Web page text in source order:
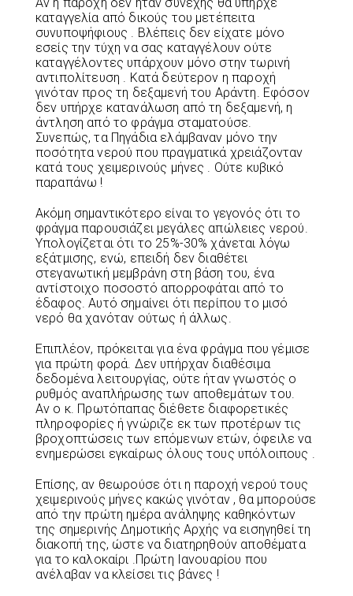
καταγγελία από δικούς του μετέπειτα
συνυποψήφιους . Βλέπεις δεν είχατε μόνο
εσείς την τύχη να σας καταγγέλουν ούτε
καταγγέλοντες υπάρχουν μόνο στην τωρινή
αντιπολίτευση . Κατά δεύτερον η παροχή
γινόταν προς τη δεξαμενή του Αράντη. Εφόσον
δεν υπήρχε κατανάλωση από τη δεξαμενή, η
άντληση από το φράγμα σταματούσε.
Συνεπώς, τα Πηγάδια ελάμβαναν μόνο την
ποσότητα νερού που πραγματικά χρειάζονταν
κατά τους χειμερινούς μήνες . Ούτε κυβικό
παραπάνω !
Ακόμη σημαντικότερο είναι το γεγονός ότι το
φράγμα παρουσιάζει μεγάλες απώλειες νερού.
Υπολογίζεται ότι το 25%-30% χάνεται λόγω
εξάτμισης, ενώ, επειδή δεν διαθέτει
στεγανωτική μεμβράνη στη βάση του, ένα
αντίστοιχο ποσοστό απορροφάται από το
έδαφος. Αυτό σημαίνει ότι περίπου το μισό
νερό θα χανόταν ούτως ή άλλως.
Επιπλέον, πρόκειται για ένα φράγμα που γέμισε
για πρώτη φορά. Δεν υπήρχαν διαθέσιμα
δεδομένα λειτουργίας, ούτε ήταν γνωστός ο
ρυθμός αναπλήρωσης των αποθεμάτων του.
Αν ο κ. Πρωτόπαπας διέθετε διαφορετικές
πληροφορίες ή γνώριζε εκ των προτέρων τις
βροχοπτώσεις των επόμενων ετών, όφειλε να
ενημερώσει εγκαίρως όλους τους υπόλοιπους .
Επίσης, αν θεωρούσε ότι η παροχή νερού τους
χειμερινούς μήνες κακώς γινόταν , θα μπορούσε
από την πρώτη ημέρα ανάληψης καθηκόντων
της σημερινής Δημοτικής Αρχής να εισηγηθεί τη
διακοπή της, ώστε να διατηρηθούν αποθέματα
για το καλοκαίρι .Πρώτη Ιανουαρίου που
ανέλαβαν να κλείσει τις βάνες !